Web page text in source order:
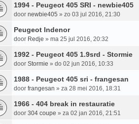
1994 - Peugeot 405 SRI - newbie405
door newbie405 » zo 03 jul 2016, 21:30
Peugeot Indenor
door Redje » ma 25 jul 2016, 20:32
1992 - Peugeot 405 1.9srd - Stormie
door Stormie » do 02 jun 2016, 10:33
1988 - Peugeot 405 sri - frangesan
door frangesan » za 28 mei 2016, 18:31
1966 - 404 break in restauratie
door 304 coupe » za 02 jan 2016, 21:51